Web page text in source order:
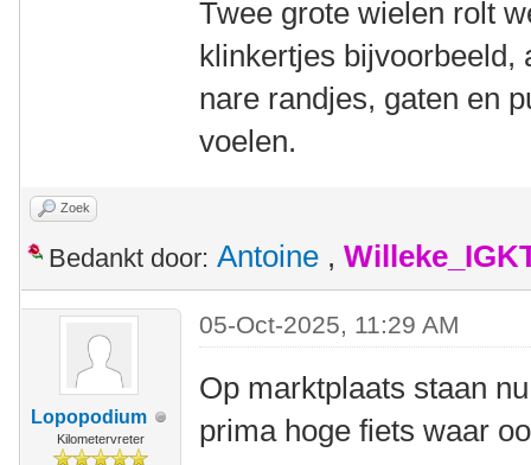
Twee grote wielen rolt
klinkertjes bijvoorbeeld,
nare randjes, gaten en
voelen.
Zoek
Bedankt door: Antoine ,
Lopopodium
Kilometervreter
05-Oct-2025, 11:29 AM
Op marktplaats staan
prima hoge fiets waar